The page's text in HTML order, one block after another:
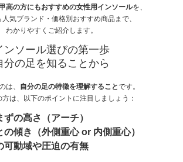
高の方にもおすすめの女性用インソールを、
気ブランド・価格別おすすめ商品まで、
わかりやすくご紹介します。
ンソール選びの第一歩
分の足を知ることから
は、 自分の足の特徴を理解することです。
は、以下のポイントに注目しましょう：
ずの高さ（アーチ）
の傾き（外側重心 or 内側重心）
可動域や圧迫の有無